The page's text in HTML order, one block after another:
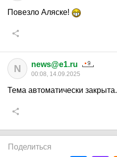
Повезло Аляске!
N news@e1.ru
00:08, 14.09.2025
Тема автоматически закрыта.
Поделиться